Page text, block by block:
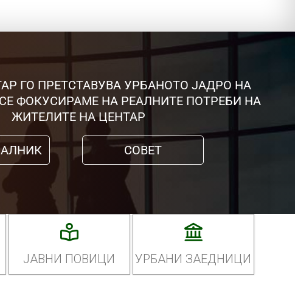
ГО ПРЕТСТАВУВА УРБАНОТО ЈАДРО НА
ФОКУСИРАМЕ НА РЕАЛНИТЕ ПОТРЕБИ НА
ЖИТЕЛИТЕ НА ЦЕНТАР
СОВЕТ
ЈАВНИ ПОВИЦИ УРБАНИ ЗАЕДНИЦИ